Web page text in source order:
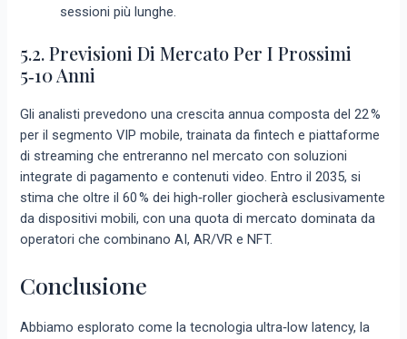
sessioni più lunghe.
5.2. Previsioni Di Mercato Per I Prossimi
5‑10 Anni
Gli analisti prevedono una crescita annua composta del 22 %
per il segmento VIP mobile, trainata da fintech e piattaforme
di streaming che entreranno nel mercato con soluzioni
integrate di pagamento e contenuti video. Entro il 2035, si
stima che oltre il 60 % dei high‑roller giocherà esclusivamente
da dispositivi mobili, con una quota di mercato dominata da
operatori che combinano AI, AR/VR e NFT.
Conclusione
Abbiamo esplorato come la tecnologia ultra‑low latency, la